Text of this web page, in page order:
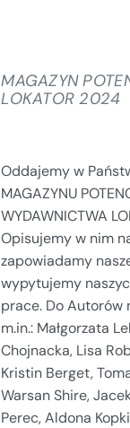
MAGAZYN
LOKATOR 2024
Oddajemy w
MAGAZYNU
WYDAWNICTWA
Opisujemy w nim
zapowiadamy
wypytujemy
prace. Do Autorów
m.in.: Małgorzata
Chojnacka, Lisa
Kristin Berget,
Warsan Shire,
Perec, Aldona